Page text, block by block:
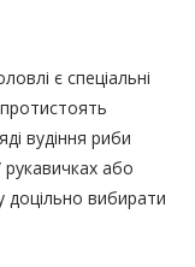
є спеціальні
вудіння риби
рукавичках або
вибирати